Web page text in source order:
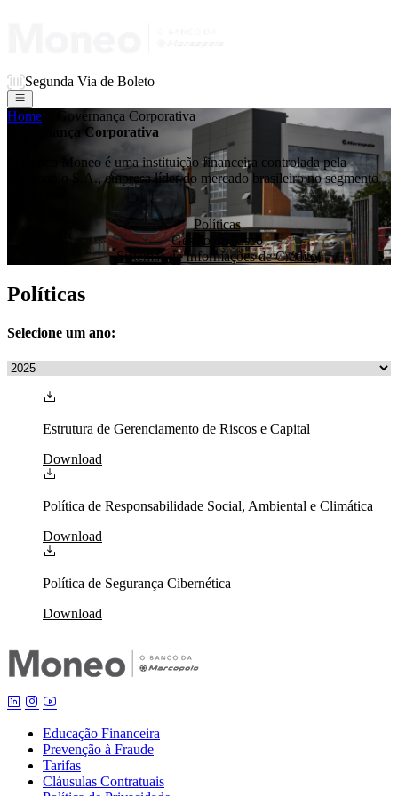
Segunda Via de Boleto
Home > Governança Corporativa
Governança Corporativa
O Banco Moneo é uma instituição financeira controlada pela
Marcopolo S.A., empresa líder do mercado brasileiro no segmento
Políticas
Gestão de Risco
Sistemas de Informações de Crédito
Políticas
Selecione um ano:
Estrutura de Gerenciamento de Riscos e Capital
Download
Política de Responsabilidade Social, Ambiental e Climática
Download
Política de Segurança Cibernética
Download
Educação Financeira
Prevenção à Fraude
Tarifas
Cláusulas Contratuais